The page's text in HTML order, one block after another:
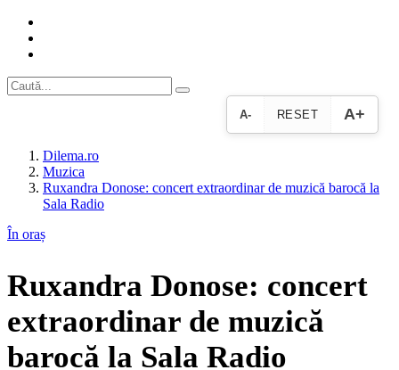
A- RESET A+
Dilema.ro
Muzica
Ruxandra Donose: concert extraordinar de muzică barocă la
Sala Radio
În oraș
Ruxandra Donose: concert
extraordinar de muzică
barocă la Sala Radio